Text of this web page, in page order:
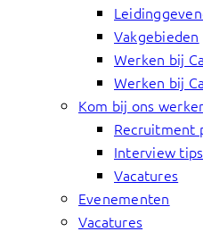
Vakgebieden
Werken bij
Werken bij
Kom bij ons
Recruitment
Interview tips
Vacatures
Evenementen
Vacatures